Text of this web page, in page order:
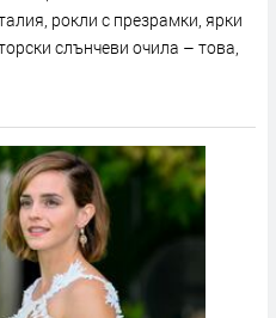
рокли с презрамки, ярки
слънчеви очила – това,